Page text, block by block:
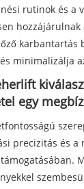
rutinok és a
karbantartás
minimalizálja
egy
precizitás és a